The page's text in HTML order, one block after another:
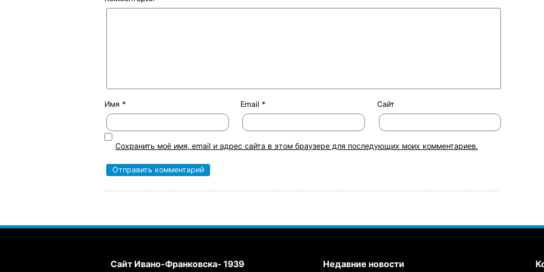
Имя * Email* Сайт
Сохранить моё имя, email и адрес сайта в этом браузере для последующих моих комментариев.
Сайт Ивано-Франковска- 1939 Недавние новости